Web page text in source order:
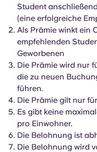
Konto
Wähle ein Land
Wähle eine Stadt
Wähle eine
Anmelden
Student
(eine erfolgreiche
Als Prämie winkt ein
empfehlenden
Geworbenen
Die Prämie wird nur
die zu neuen
führen.
Die Prämie gilt nur
Es gibt keine
pro Einwohner.
Die Belohnung ist
Die Belohnung wird